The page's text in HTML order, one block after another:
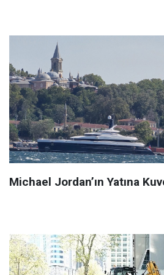
Michael Jordan’ın Yatına